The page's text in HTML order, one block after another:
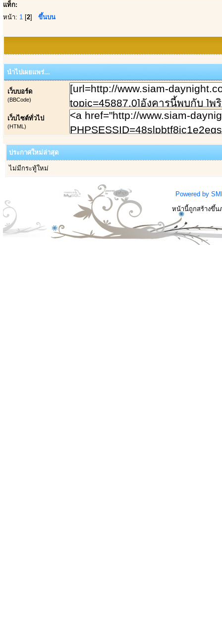
แท็ก:
หน้า: 1 [2] ขึ้นบน
นำไปเผยแพร่...
เว็บบอร์ด
(BBCode)
เว็บไซต์ทั่วไป
(HTML)
ประกาศใหม่ล่าสุด
ไม่มีกระทู้ใหม่
Powered by
หน้านี้ถูกสร้างขึ้น